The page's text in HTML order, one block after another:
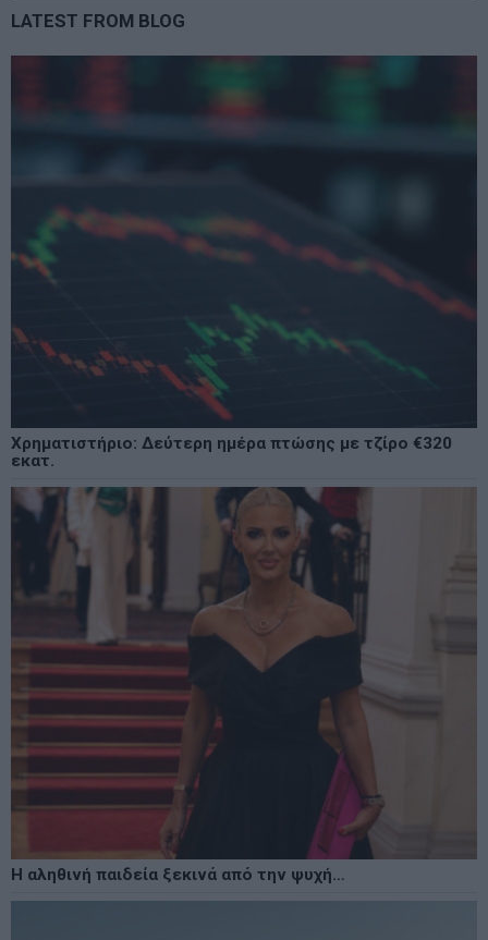
LATEST FROM BLOG
Χρηματιστήριο: Δεύτερη ημέρα πτώσης με τζίρο €320
εκατ.
Η αληθινή παιδεία ξεκινά από την ψυχή…